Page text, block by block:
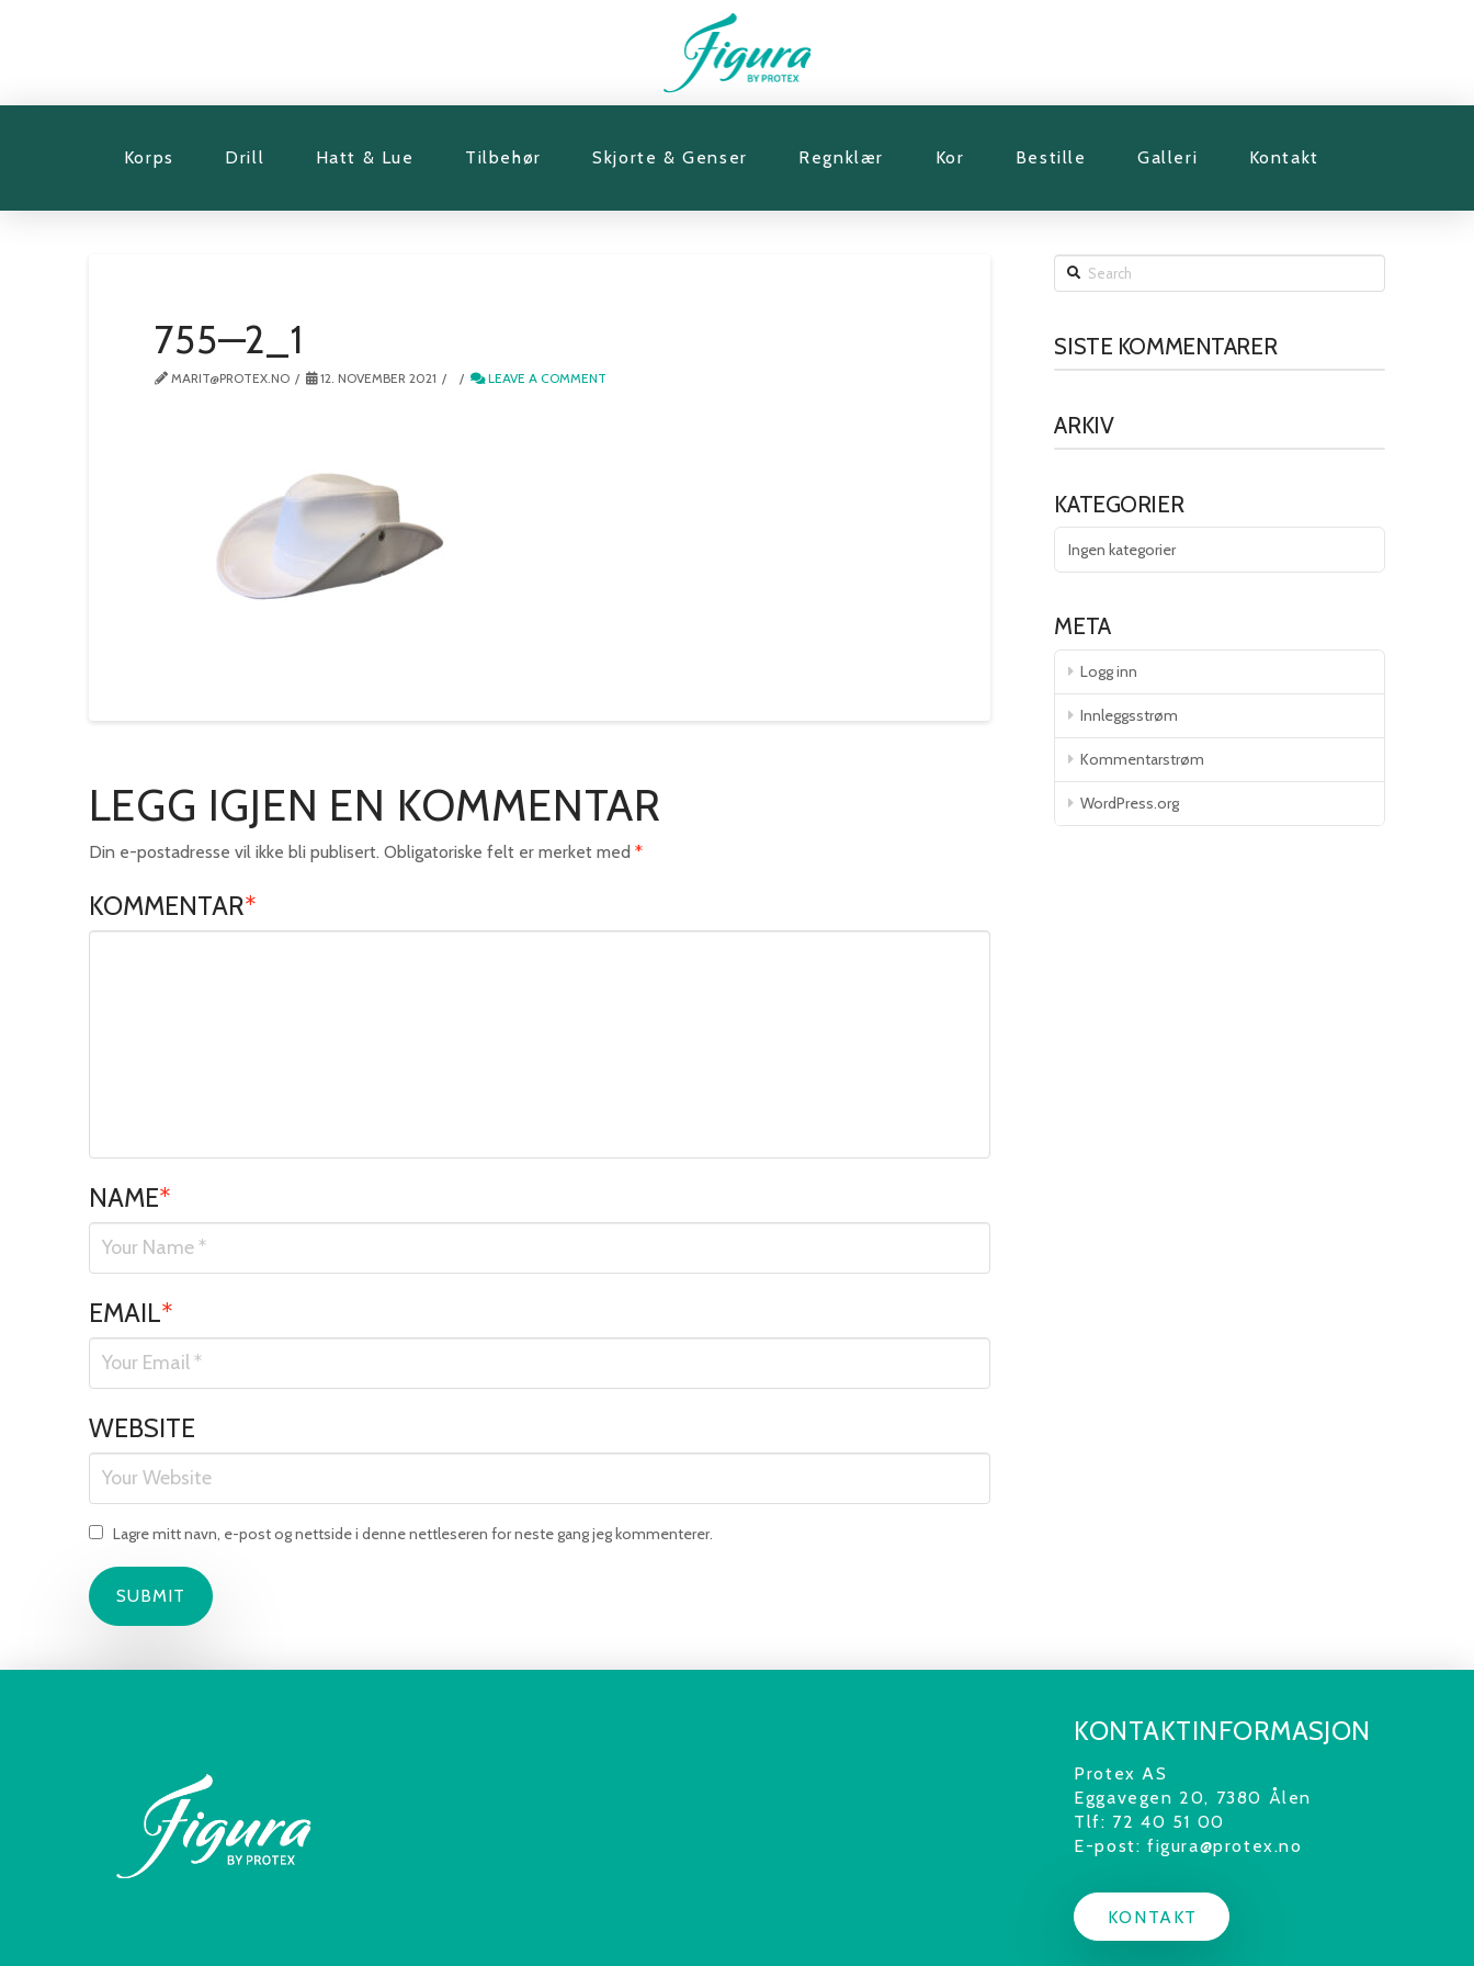
Korps Drill Hatt & Lue Tilbehør Skjorte & Genser Regnklær Kor Bestille Galleri Kontakt
755—2_1
MARIT@PROTEX.NO 12. NOVEMBER 2021 LEAVE A COMMENT
LEGG IGJEN EN KOMMENTAR
Din e-postadresse vil ikke bli publisert. Obligatoriske felt er merket med *
KOMMENTAR*
NAME*
EMAIL*
WEBSITE
Lagre mitt navn, e-post og nettside i denne nettleseren for neste gang jeg kommenterer.
Search
SISTE KOMMENTARER
ARKIV
KATEGORIER
Ingen kategorier
META
Logg inn
Innleggsstrøm
Kommentarstrøm
WordPress.org
KONTAKTINFORMASJON
Protex AS
Eggavegen 20, 7380 Ålen
Tlf: 72 40 51 00
E-post: figura@protex.no
KONTAKT